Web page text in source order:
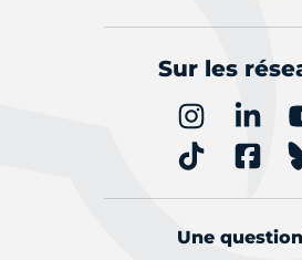
Sur les
Une